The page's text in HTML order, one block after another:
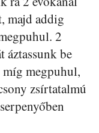
majd addig
2
áztassunk be
míg megpuhul,
zsírtatalmú